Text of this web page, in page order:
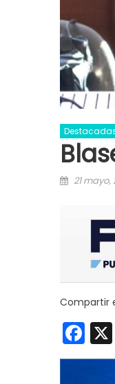
Posted on
21 mayo,
Compartir